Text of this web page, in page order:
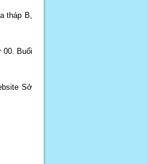
tháp B,
00. Buổi
Sở